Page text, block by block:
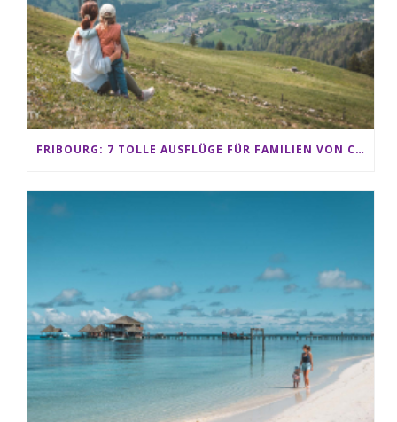
FRIBOURG: 7 TOLLE AUSFLÜGE FÜR FAMILIEN VON CHARMEY BIS LES PACCOTS